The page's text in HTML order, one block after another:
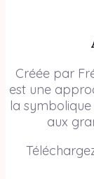
Créée par
est une
la
aux